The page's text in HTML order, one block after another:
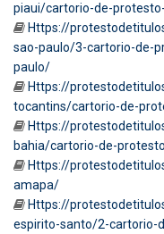
piaui/cartorio-de-
Https://
sao-paulo/3-cartorio-de-
paulo/
Https://
tocantins/cartorio-de-
Https://
bahia/cartorio-de-
Https://
amapa/
Https://
espirito-santo/2-cartorio-